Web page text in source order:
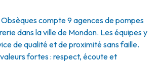
compte 9 agences de pompes
dans la ville de Mondon. Les équipes y
de qualité et de proximité sans faille.
fortes : respect, écoute et